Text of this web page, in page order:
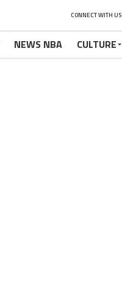
CONNECT WITH US
NEWS NBA CULTURE